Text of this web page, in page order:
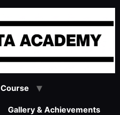
Course
Gallery & Achievements